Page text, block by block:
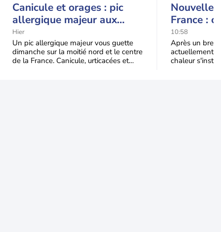
Canicule et orages : pic
allergique majeur aux
urticacées sur la moitié
nord
Hier
Un pic allergique majeur vous guette
dimanche sur la moitié nord et le centre
de la France. Canicule, urticacées et
Nouvelle
France :
10:58
Après un bref
actuellement,
chaleur